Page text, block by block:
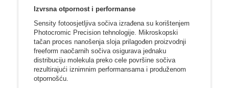
Izvrsna otpornost i performanse
Sensity fotoosjetljiva sočiva izrađena su korištenjem
Photocromic Precision tehnologije. Mikroskopski
tačan proces nanošenja sloja prilagođen proizvodnji
freeform naočarnih sočiva osigurava jednaku
distribuciju molekula preko cele površine sočiva
rezultirajući iznimnim performansama i produženom
otpornošću.